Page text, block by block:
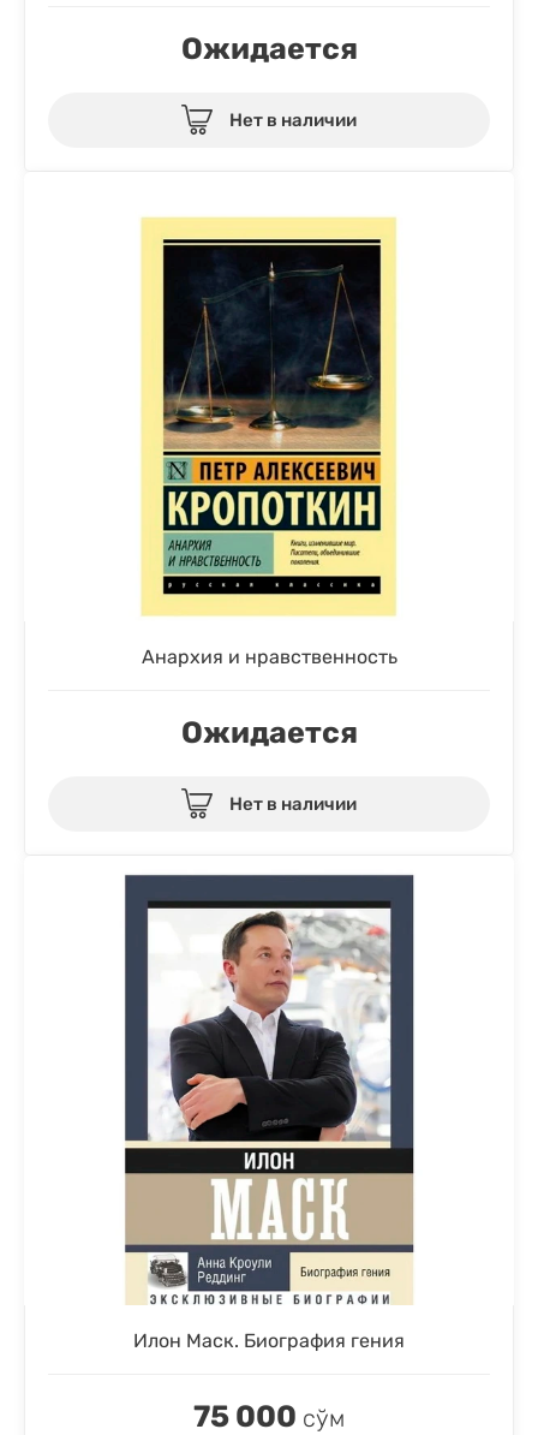
Ожидается
Нет в наличии
Анархия и нравственность
Ожидается
Нет в наличии
Илон Маск. Биография гения
75 000 сўм